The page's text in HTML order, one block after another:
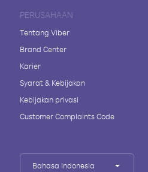
PERUSAHAAN
Tentang Viber
Brand Center
Karier
Syarat & Kebijakan
Kebijakan privasi
Customer Complaints Code
Bahasa Indonesia